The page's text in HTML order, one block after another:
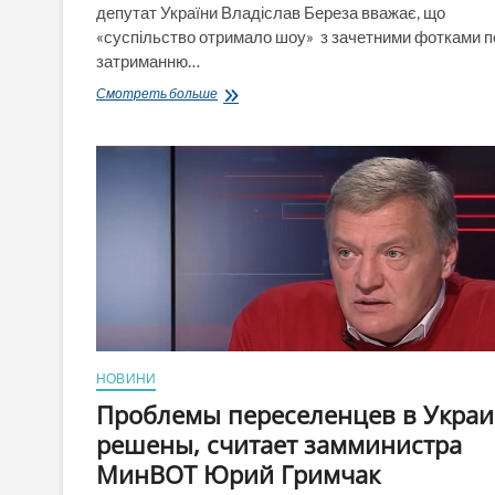
депутат України Владіслав Береза вважає, що
«суспільство отримало шоу» з зачетними фотками
затриманню…
Смотреть большеШоу:
звинувачення
«Отримання
хабаря»
НОВИНИ
Проблемы переселенцев в
решены, считает замминистра
МинВОТ Юрий Гримчак